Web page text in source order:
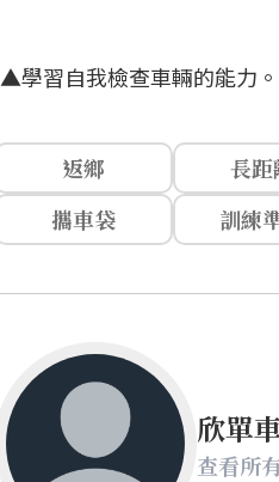
▲學習自我檢查車輛的能力。
返鄉 長距
攜車袋
訓練
欣單
查看所